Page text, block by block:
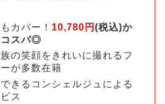
カバー！ 10,780円 (税込)か
コスパ◎
の笑顔をきれいに撮れるフ
が多数在籍
きるコンシェルジュによる
ス